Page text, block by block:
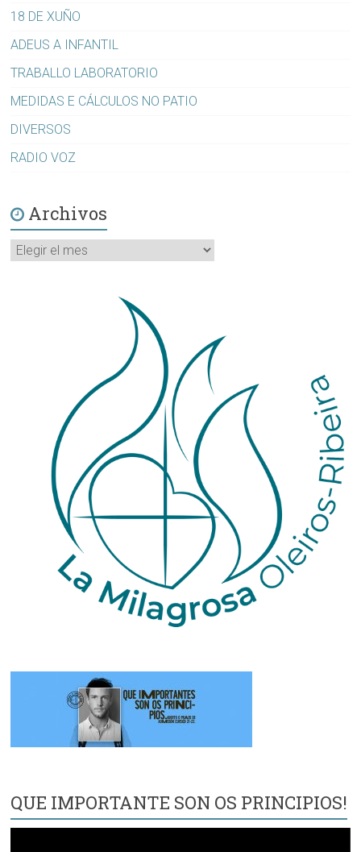
18 DE XUÑO
ADEUS A INFANTIL
TRABALLO LABORATORIO
MEDIDAS E CÁLCULOS NO PATIO
DIVERSOS
RADIO VOZ
Archivos
Archivos
QUE IMPORTANTE SON OS PRINCIPIOS!